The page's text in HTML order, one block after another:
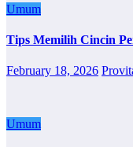
Umum
Tips Memilih Cincin
February 18, 2026
Umum